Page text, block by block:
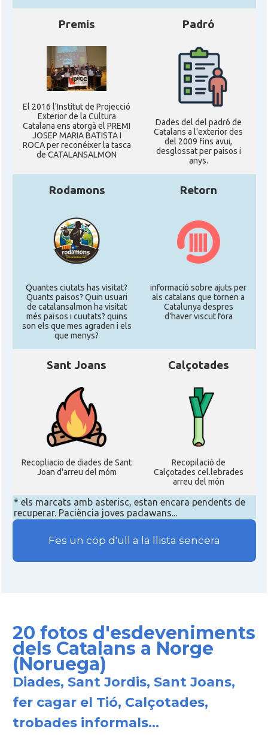
Premis
El 2016 l'Institut de Projecció
Exterior de la Cultura
Catalana ens atorgà el PREMI
JOSEP MARIA BATISTA I
ROCA per reconéixer la tasca
de CATALANSALMON
Padró
Dades del del padró de
Catalans a l'exterior des
del 2009 fins avui,
desglossat per paisos i
anys.
Rodamons
Quantes ciutats has visitat?
Quants paisos? Quin usuari
de catalansalmon ha visitat
més països i cuutats? quins
son els que mes agraden i els
que menys?
Retorn
informació sobre ajuts per
als catalans que tornen a
Catalunya despres
d'haver viscut fora
Sant Joans
Recopliacio de diades de Sant
Joan d'arreu del móm
Calçotades
Recopilació de
Calçotades cel.lebrades
arreu del món
* els marcats amb asterisc, estan encara pendents de
recuperar. Paciència joves padawans...
Fes un cop d'ull a la llista sencera
20 fotos d'esdeveniments
dels Catalans a Norge
(Noruega)
Diades, Sant Jordis, Sant Joans,
fer cagar el Tió, Calçotades,
trobades informals...